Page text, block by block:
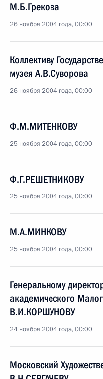
М.Б.Грекова
26 ноября 2004 года, 00:00
Коллективу
музея А.В.Суворова
26 ноября 2004 года, 00:00
Ф.М.МИТЕНКОВУ
25 ноября 2004 года, 00:00
Ф.Г.РЕШЕТНИКОВУ
25 ноября 2004 года, 00:00
М.А.МИНКОВУ
25 ноября 2004 года, 00:00
Генеральному
академического
В.И.КОРШУНОВУ
24 ноября 2004 года, 00:00
Московский